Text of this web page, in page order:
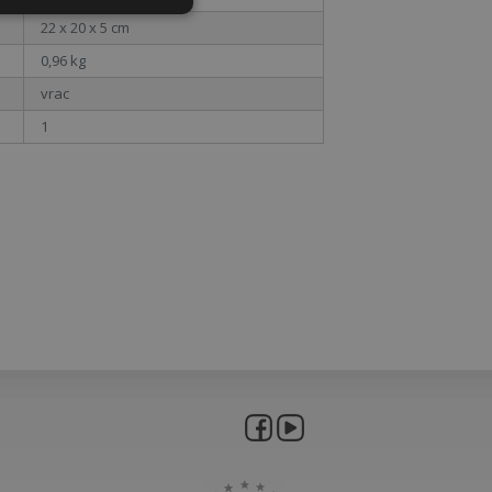
22 x 20 x 5 cm
0,96 kg
vrac
1
Neclasificate
a stoca
de
lor cu
şi setări,